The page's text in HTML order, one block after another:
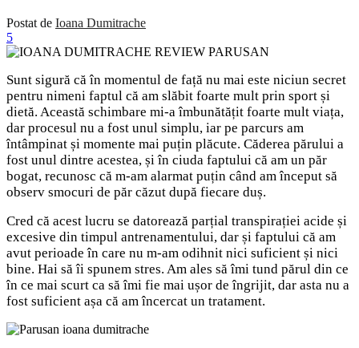
Postat de Ioana Dumitrache
5
Sunt sigură că în momentul de față nu mai este niciun secret
pentru nimeni faptul că am slăbit foarte mult prin sport și
dietă. Această schimbare mi-a îmbunătățit foarte mult viața,
dar procesul nu a fost unul simplu, iar pe parcurs am
întâmpinat și momente mai puțin plăcute. Căderea părului a
fost unul dintre acestea, și în ciuda faptului că am un păr
bogat, recunosc că m-am alarmat puțin când am început să
observ smocuri de păr căzut după fiecare duș.
Cred că acest lucru se datorează parțial transpirației acide și
excesive din timpul antrenamentului, dar și faptului că am
avut perioade în care nu m-am odihnit nici suficient și nici
bine. Hai să îi spunem stres. Am ales să îmi tund părul din ce
în ce mai scurt ca să îmi fie mai ușor de îngrijit, dar asta nu a
fost suficient așa că am încercat un tratament.